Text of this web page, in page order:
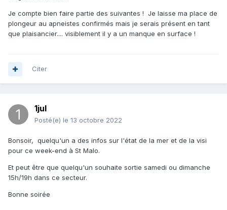
coquille.
j'espère que vous reconduirez cette opération qui est
vraiment très amicale avec des personnes agréables à
côtoyer, des amoureux de la rance et de la mer, alors
Je compte bien faire partie des suivantes ! Je laisse ma place de
plongeur au apneistes confirmés mais je serais présent en tant
que plaisancier.... visiblement il y a un manque en surface !
Citer
1jul
Posté(e) le 13 octobre 2022
Bonsoir, quelqu'un a des infos sur l'état de la mer et de la visi
pour ce week-end à St Malo.
Et peut être que quelqu'un souhaite sortie samedi ou dimanche
15h/19h dans ce secteur.
Bonne soirée